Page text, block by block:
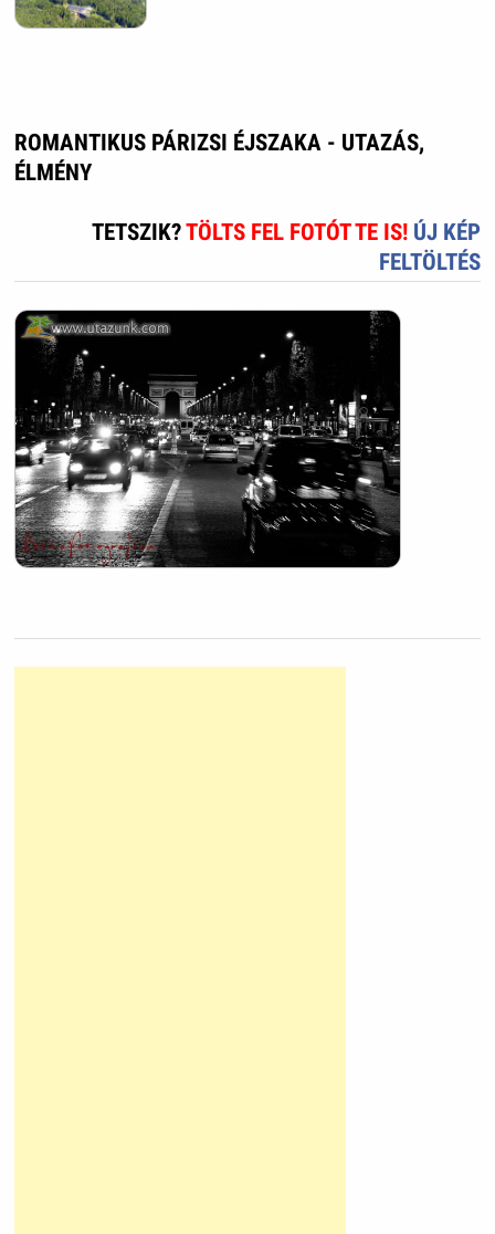
ROMANTIKUS PÁRIZSI ÉJSZAKA - UTAZÁS,
ÉLMÉNY
TETSZIK?TÖLTS FEL FOTÓT TE IS! ÚJ KÉP
FELTÖLTÉS